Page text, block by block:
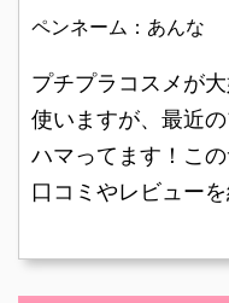
載されていましたが、毛
穴、シミ・くすみがカバ
ーでき、自然な美肌が
続きされるとの事で、
分が目的としていた毛
のカバーや細かいシミ
カバーできるかも！と
ペンネーム：あんな
プチプラコスメが
使いますが、最近
ハマってます！こ
口コミやレビュー